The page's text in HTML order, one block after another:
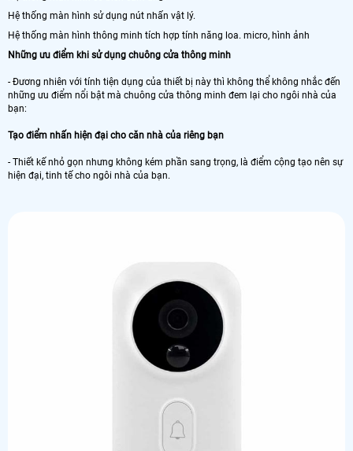
Hệ thống màn hình sử dụng nút nhấn vật lý.
Hệ thống màn hình thông minh tích hợp tính năng loa. micro, hình ảnh
Những ưu điểm khi sử dụng chuông cửa thông minh
- Đương nhiên với tính tiện dụng của thiết bị này thì không thể không nhắc đến
những ưu điểm nổi bật mà chuông cửa thông minh đem lại cho ngôi nhà của
bạn:
Tạo điểm nhấn hiện đại cho căn nhà của riêng bạn
- Thiết kế nhỏ gọn nhưng không kém phần sang trọng, là điểm cộng tạo nên sự
hiện đại, tinh tế cho ngôi nhà của bạn.